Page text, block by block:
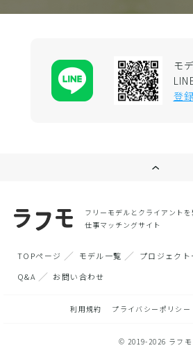
モ
登
フリーモデルとクライアントを
仕事マッチングサイト
TOPページ モデル一覧 プロジェクト
Q&A
お問い合わせ
利用規約 プライバシーポリシー
© 2019-2026 ラフモ